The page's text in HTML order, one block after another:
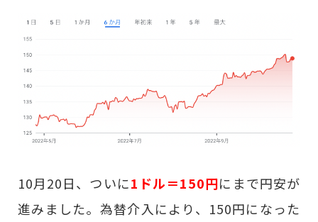
10月20日、ついに1ドル＝150円にまで円安が
進みました。為替介入により、150円になった